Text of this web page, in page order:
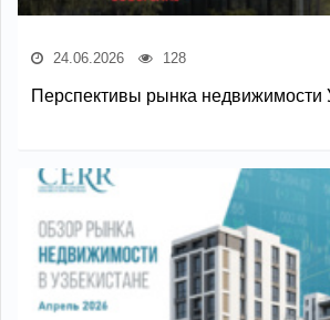
24.06.2026 128
Перспективы рынка недвижимости